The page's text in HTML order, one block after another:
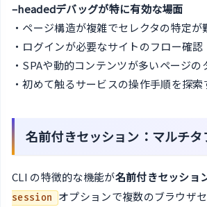
–headedデバッグが特に有効な場面
・ページ構造が複雑でセレクタの特定が
・ログインが必要なサイトのフロー確認
・SPAや動的コンテンツが多いページ
・初めて触るサービスの操作手順を探索
名前付きセッション：マルチタ
CLI の特徴的な機能が名前付きセッショ
session
オプションで複数のブラウザ